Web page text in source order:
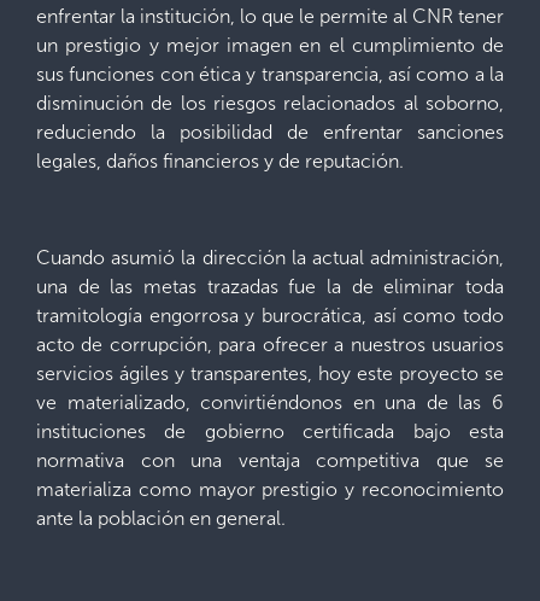
enfrentar la institución, lo que le permite al CNR tener
un prestigio y mejor imagen en el cumplimiento de
sus funciones con ética y transparencia, así como a la
disminución de los riesgos relacionados al soborno,
reduciendo la posibilidad de enfrentar sanciones
legales, daños financieros y de reputación.
Cuando asumió la dirección la actual administración,
una de las metas trazadas fue la de eliminar toda
tramitología engorrosa y burocrática, así como todo
acto de corrupción, para ofrecer a nuestros usuarios
servicios ágiles y transparentes, hoy este proyecto se
ve materializado, convirtiéndonos en una de las 6
instituciones de gobierno certificada bajo esta
normativa con una ventaja competitiva que se
materializa como mayor prestigio y reconocimiento
ante la población en general.